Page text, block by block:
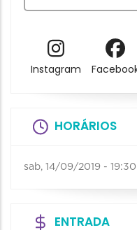
Instagram
HORÁRIOS
sab, 14/09/2019 - 19:30
ENTRADA